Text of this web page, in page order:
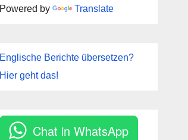
Powered by Translate
Englische Berichte übersetzen?
Hier geht das!
Chat in WhatsApp